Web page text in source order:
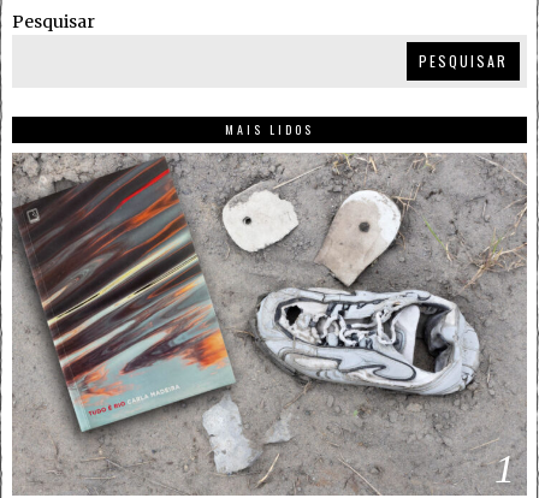
Pesquisar
PESQUISAR
MAIS LIDOS
1